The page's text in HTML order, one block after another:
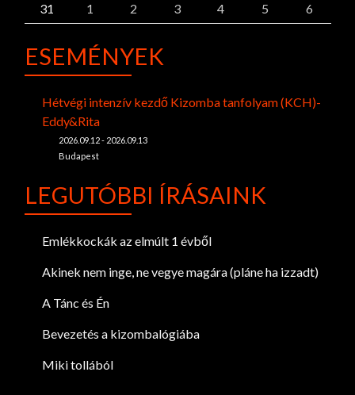
31
1 2 3 4 5 6
ESEMÉNYEK
Hétvégi intenzív kezdő Kizomba tanfolyam (KCH)-
Eddy&Rita
2026.09.12 - 2026.09.13
Budapest
LEGUTÓBBI ÍRÁSAINK
Emlékkockák az elmúlt 1 évből
Akinek nem inge, ne vegye magára (pláne ha izzadt)
A Tánc és Én
Bevezetés a kizombalógiába
Miki tollából